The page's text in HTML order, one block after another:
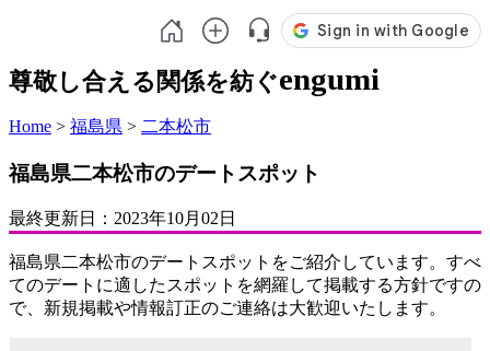
尊敬し合える関係を紡ぐengumi
Home > 福島県 > 二本松市
福島県二本松市のデートスポット
最終更新日： 2023年10月02日
福島県二本松市のデートスポットをご紹介しています。すべ
てのデートに適したスポットを網羅して掲載する方針ですの
で、新規掲載や情報訂正のご連絡は大歓迎いたします。